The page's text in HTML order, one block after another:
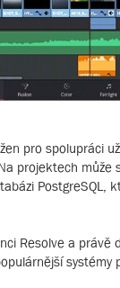
pro spolupráci
projektech
PostgreSQL,
Resolve a